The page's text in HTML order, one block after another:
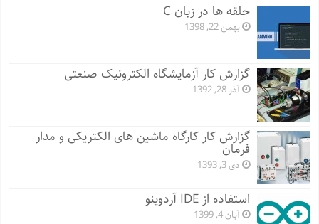
حلقه ها در زبان C
بهمن 22, 1398
گزارش کار آزمایشگاه الکترونیک صنعتی
آذر 28, 1392
گزارش کار کارگاه ماشین های الکتریکی و مدار
فرمان
دی 3, 1393
استفاده از IDE آردوینو
آبان 4, 1399